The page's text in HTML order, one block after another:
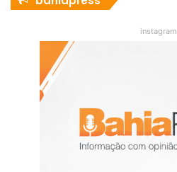
instagram